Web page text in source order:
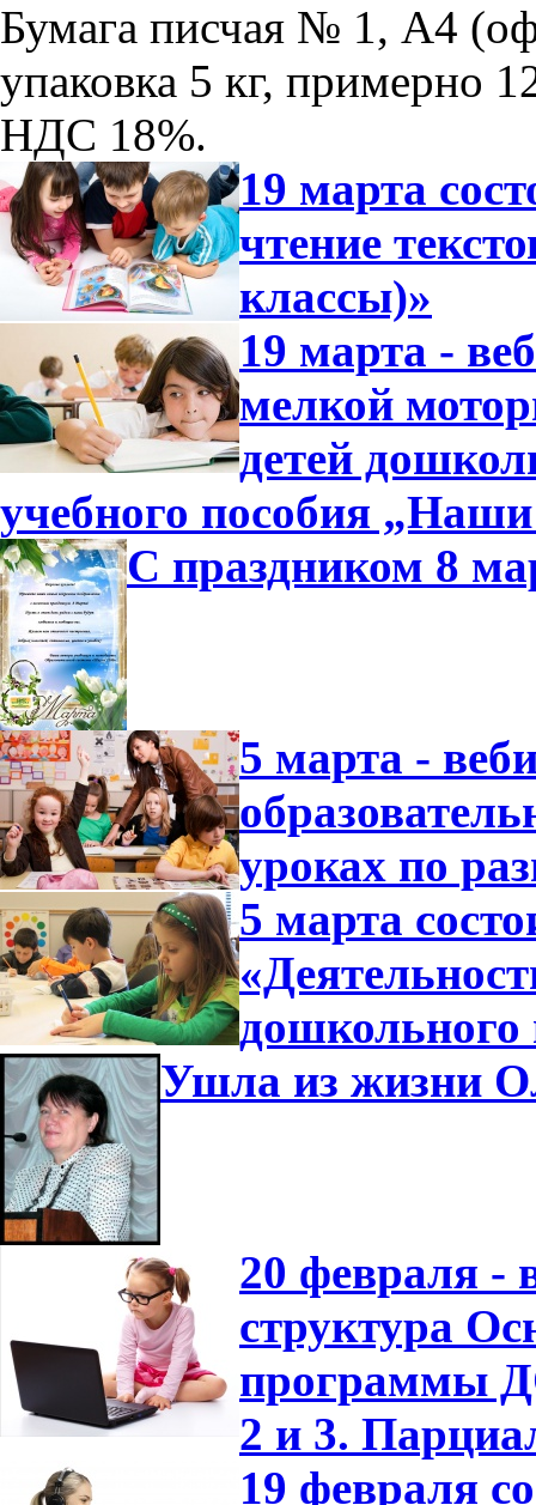
Бумага писчая № 1, А4
упаковка 5 кг, примерно
НДС 18%.
19 марта
чтение
классы)»
19 марта -
мелкой
детей
учебного пособия
С праздником 8
5 марта -
уроках по
5 марта
дошкольного
Ушла из жизни
20 февраля -
структура
программы
2 и 3.
19 февраля